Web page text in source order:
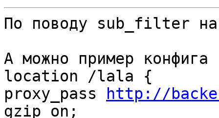
По поводу sub_filter
А можно пример конфига
location /lala {
proxy_pass
http://
gzip on;